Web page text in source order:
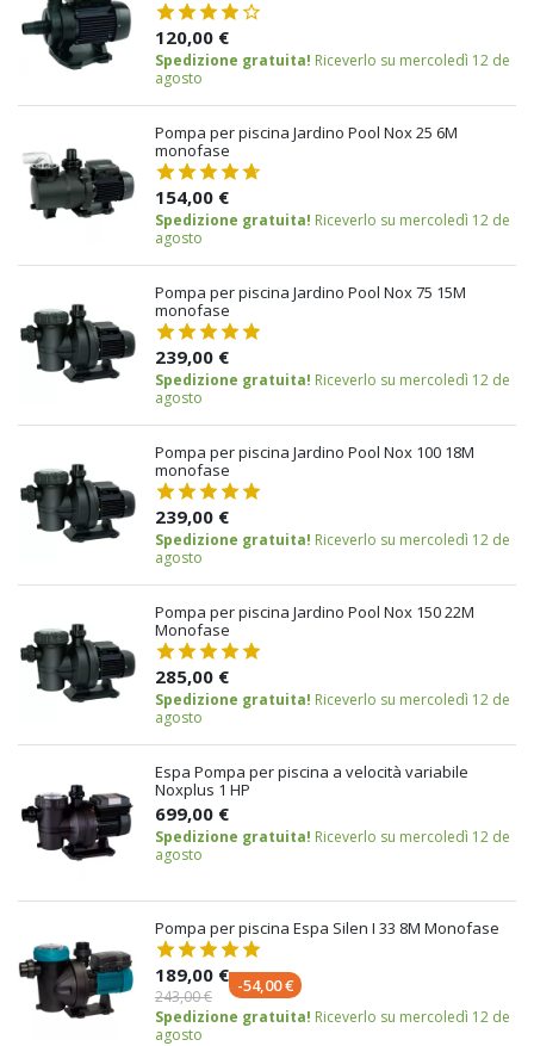
120,00 €
Spedizione gratuita! Riceverlo su mercoledì 12 de
agosto
Pompa per piscina Jardino Pool Nox 25 6M
monofase
154,00 €
Spedizione gratuita! Riceverlo su mercoledì 12 de
agosto
Pompa per piscina Jardino Pool Nox 75 15M
monofase
239,00 €
Spedizione gratuita! Riceverlo su mercoledì 12 de
agosto
Pompa per piscina Jardino Pool Nox 100 18M
monofase
239,00 €
Spedizione gratuita! Riceverlo su mercoledì 12 de
agosto
Pompa per piscina Jardino Pool Nox 150 22M
Monofase
285,00 €
Spedizione gratuita! Riceverlo su mercoledì 12 de
agosto
Espa Pompa per piscina a velocità variabile
Noxplus 1 HP
699,00 €
Spedizione gratuita! Riceverlo su mercoledì 12 de
agosto
Pompa per piscina Espa Silen I 33 8M Monofase
189,00 €
243,00 €
-54,00 €
Spedizione gratuita! Riceverlo su mercoledì 12 de
agosto